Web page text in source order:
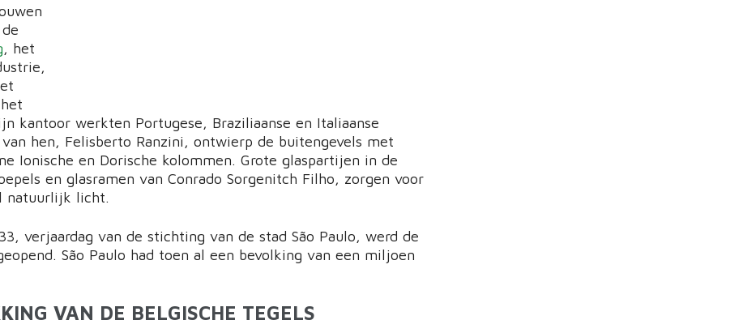
, het
kantoor werkten Portugese, Braziliaanse en Italiaanse
hen, Felisberto Ranzini, ontwierp de buitengevels met
Ionische en Dorische kolommen. Grote glaspartijen in de
en glasramen van Conrado Sorgenitch Filho, zorgen voor
natuurlijk licht.
verjaardag van de stichting van de stad São Paulo, werd de
São Paulo had toen al een bevolking van een miljoen
VAN DE BELGISCHE TEGELS